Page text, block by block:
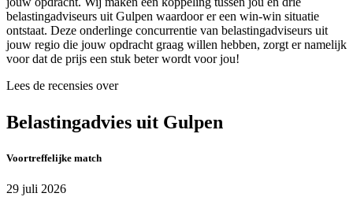
belastingadviseurs uit Gulpen waardoor er een win-win situatie
ontstaat. Deze onderlinge concurrentie van belastingadviseurs uit
jouw regio die jouw opdracht graag willen hebben, zorgt er namelijk
voor dat de prijs een stuk beter wordt voor jou!
Lees de recensies over
Belastingadvies uit Gulpen
Voortreffelijke match
29 juli 2026